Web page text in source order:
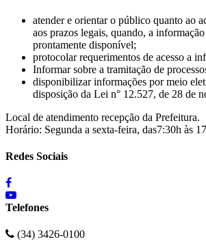
atender e orientar o público quanto ao
aos prazos legais, quando, a
prontamente disponível;
protocolar requerimentos de acesso a
Informar sobre a tramitação de
disponibilizar informações por meio
disposição da Lei n° 12.527, de 28 de
Local de atendimento recepção da Prefeitura.
Horário: Segunda a sexta-feira, das7:30h às
Redes Sociais
Telefones
(34) 3426-0100